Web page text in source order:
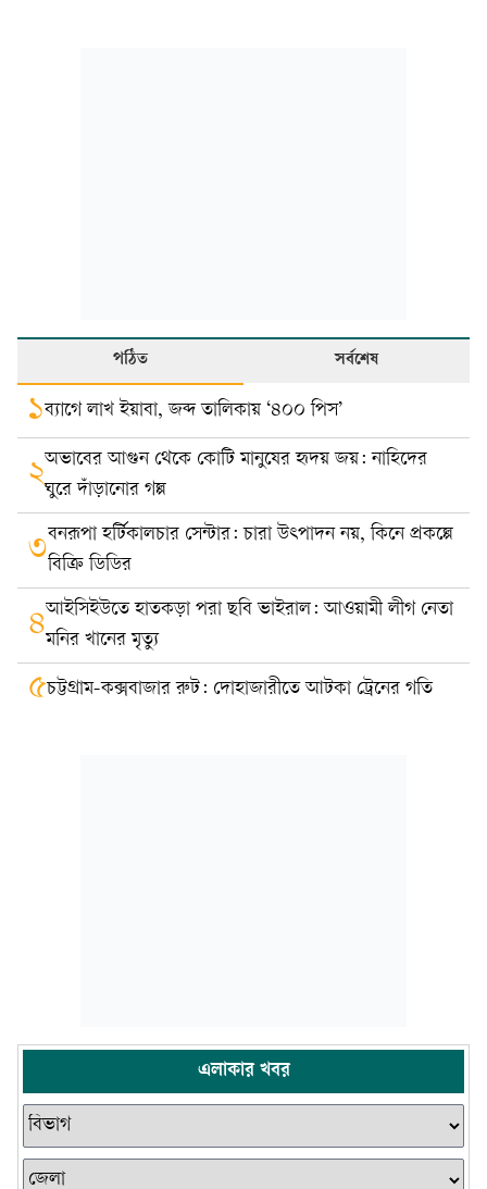
পঠিত সর্বশেষ
১ব্যাগে লাখ ইয়াবা, জব্দ তালিকায় ‘৪০০ পিস’
২অভাবের আগুন থেকে কোটি মানুষের হৃদয় জয়: নাহিদের
ঘুরে দাঁড়ানোর গল্প
৩বনরূপা হর্টিকালচার সেন্টার: চারা উৎপাদন নয়, কিনে প্রকল্পে
বিক্রি ডিডির
৪আইসিইউতে হাতকড়া পরা ছবি ভাইরাল: আওয়ামী লীগ নেতা
মনির খানের মৃত্যু
৫চট্টগ্রাম-কক্সবাজার রুট: দোহাজারীতে আটকা ট্রেনের গতি
এলাকার খবর